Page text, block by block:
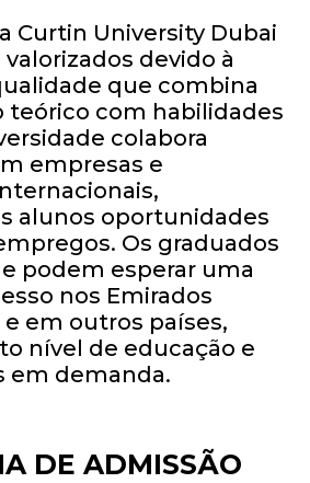
Curtin University Dubai
devido à
que combina
com habilidades
colabora
empresas e
alunos oportunidades
Os graduados
podem esperar uma
nos Emirados
em outros países,
nível de educação e
em demanda.
DE ADMISSÃO